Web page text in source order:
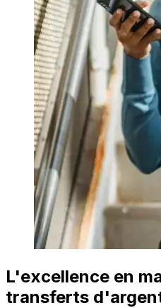
L'excellence en
transferts